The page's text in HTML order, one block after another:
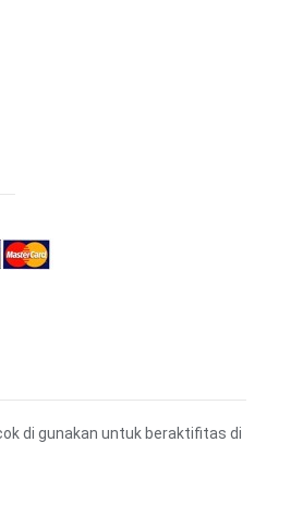
di gunakan untuk beraktifitas di